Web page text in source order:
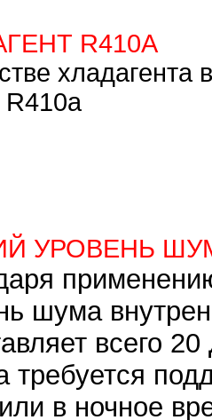
R410A
хладагента
УРОВЕНЬ
шума
всего
требуется
в ночное